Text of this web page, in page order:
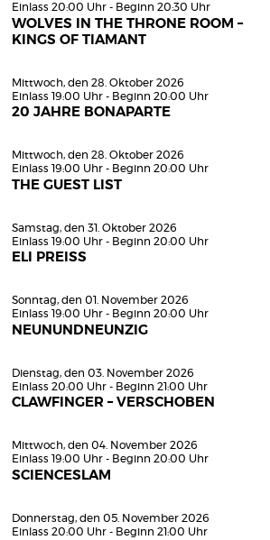
Einlass 20:00 Uhr - Beginn 20:30 Uhr
WOLVES IN THE THRONE ROOM –
KINGS OF TIAMANT
Mittwoch, den 28. Oktober 2026
Einlass 19:00 Uhr - Beginn 20:00 Uhr
20 JAHRE BONAPARTE
Mittwoch, den 28. Oktober 2026
Einlass 19:00 Uhr - Beginn 20:00 Uhr
THE GUEST LIST
Samstag, den 31. Oktober 2026
Einlass 19:00 Uhr - Beginn 20:00 Uhr
ELI PREISS
Sonntag, den 01. November 2026
Einlass 19:00 Uhr - Beginn 20:00 Uhr
NEUNUNDNEUNZIG
Dienstag, den 03. November 2026
Einlass 20:00 Uhr - Beginn 21:00 Uhr
CLAWFINGER – VERSCHOBEN
Mittwoch, den 04. November 2026
Einlass 19:00 Uhr - Beginn 20:00 Uhr
SCIENCESLAM
Donnerstag, den 05. November 2026
Einlass 20:00 Uhr - Beginn 21:00 Uhr